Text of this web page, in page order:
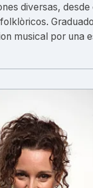
diversas, desde
musical por una